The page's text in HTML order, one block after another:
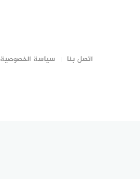
اتصل بنا سياسة الخصوصية